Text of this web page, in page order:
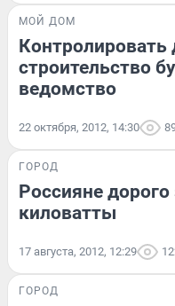
МОЙ ДОМ
Контролировать
строительство
ведомство
22 октября, 2012, 14:30
ГОРОД
Россияне
киловатты
17 августа, 2012, 12:29
ГОРОД